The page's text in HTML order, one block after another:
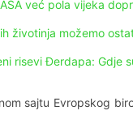
već pola vijeka
životinja možemo
risevi Đerdapa: Gdje
sajtu Evropskog